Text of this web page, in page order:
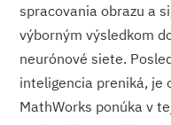
spracovania obrazu a
výborným výsledkom
neurónové siete.
inteligencia preniká, je
MathWorks ponúka v